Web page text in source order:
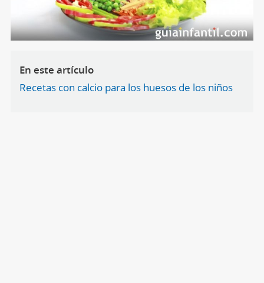
En este artículo
Recetas con calcio para los huesos de los niños